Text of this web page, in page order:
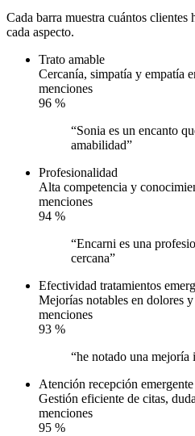
Cada barra muestra cuántos
cada aspecto.
Trato amable
Cercanía, simpatía y empatía
menciones
96 %
“Sonia es un encanto
amabilidad”
Profesionalidad
Alta competencia y
menciones
94 %
“Encarni es una
cercana”
Efectividad tratamientos
Mejorías notables en dolores y
menciones
93 %
“he notado una mejoría
Atención recepción emergente
Gestión eficiente de citas,
menciones
95 %